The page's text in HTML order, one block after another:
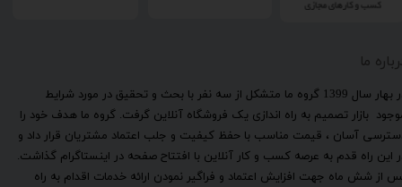
ما
​در بهار سال 1399 گروه ما متشکل از سه نفر با بحث و تحقیق در مورد شرایط
بازار تصمیم به راه اندازی یک فروشگاه آنلاین گرفت. گروه ما هدف خود را
آسان ، قیمت مناسب با حفظ کیفیت و جلب اعتماد مشتریان قرار داد و
این راه قدم به عرصه کسب و کار آنلاین با افتتاح صفحه در اینستاگرام گذاشت.
از شش ماه جهت افزایش اعتماد و فراگیر نمودن ارائه خدمات اقدام به راه